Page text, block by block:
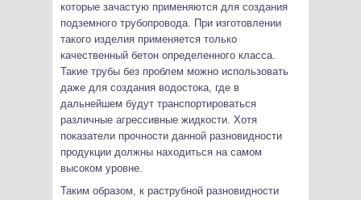
которые зачастую применяются для создания
подземного трубопровода. При изготовлении
такого изделия применяется только
качественный бетон определенного класса.
Такие трубы без проблем можно использовать
даже для создания водостока, где в
дальнейшем будут транспортироваться
различные агрессивные жидкости. Хотя
показатели прочности данной разновидности
продукции должны находиться на самом
высоком уровне.
Таким образом, к раструбной разновидности